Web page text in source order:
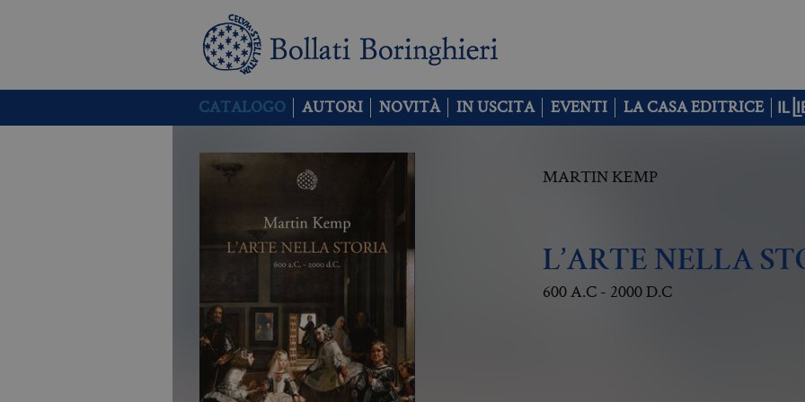
CATALOGO AUTORI NOVITÀ IN USCITA EVENTI LA CASA EDITRICE
MARTIN KEMP
L’ARTE NELLA
600 A.C - 2000 D.C